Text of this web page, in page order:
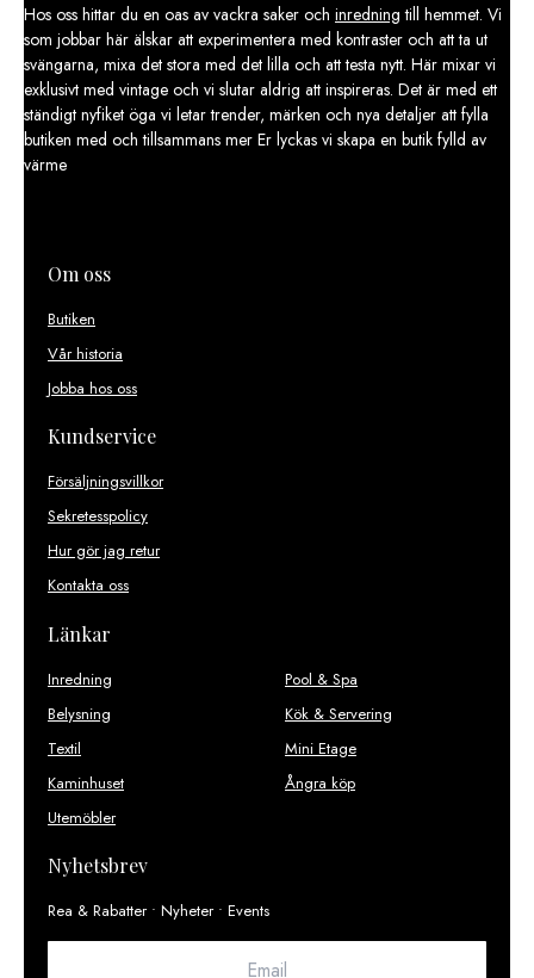
Hos oss hittar du en oas av vackra saker och inredning till hemmet. Vi
som jobbar här älskar att experimentera med kontraster och att ta ut
svängarna, mixa det stora med det lilla och att testa nytt. Här mixar vi
exklusivt med vintage och vi slutar aldrig att inspireras. Det är med ett
ständigt nyfiket öga vi letar trender, märken och nya detaljer att fylla
butiken med och tillsammans mer Er lyckas vi skapa en butik fylld av
värme
Om oss
Butiken
Vår historia
Jobba hos oss
Kundservice
Försäljningsvillkor
Sekretesspolicy
Hur gör jag retur
Kontakta oss
Länkar
Inredning
Belysning
Textil
Kaminhuset
Utemöbler
Pool & Spa
Kök & Servering
Mini Etage
Ångra köp
Nyhetsbrev
Rea & Rabatter • Nyheter • Events